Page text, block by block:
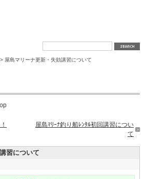
> 屋島マリーナ更新・失効講習について
屋島ﾏﾘｰﾅ釣り船ﾚﾝﾀﾙ初回講習につい
て
習について